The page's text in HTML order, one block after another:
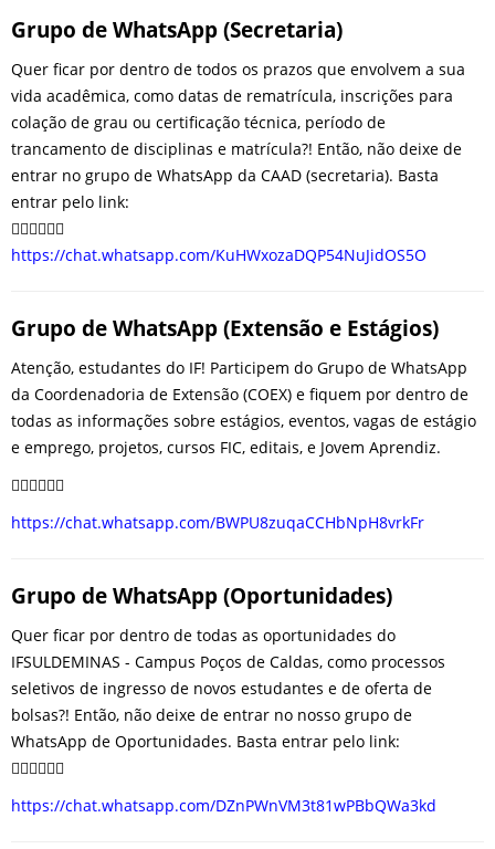
Grupo de WhatsApp (Secretaria)
Quer ficar por dentro de todos os prazos que envolvem a sua
vida acadêmica, como datas de rematrícula, inscrições para
colação de grau ou certificação técnica, período de
trancamento de disciplinas e matrícula?! Então, não deixe de
entrar no grupo de WhatsApp da CAAD (secretaria). Basta
entrar pelo link:
👇🏽👇🏽👇🏽
https://chat.whatsapp.com/KuHWxozaDQP54NuJidOS5O
Grupo de WhatsApp (Extensão e Estágios)
Atenção, estudantes do IF! Participem do Grupo de WhatsApp
da Coordenadoria de Extensão (COEX) e fiquem por dentro de
todas as informações sobre estágios, eventos, vagas de estágio
e emprego, projetos, cursos FIC, editais, e Jovem Aprendiz.
👇🏽👇🏽👇🏽
https://chat.whatsapp.com/BWPU8zuqaCCHbNpH8vrkFr
Grupo de WhatsApp (Oportunidades)
Quer ficar por dentro de todas as oportunidades do
IFSULDEMINAS - Campus Poços de Caldas, como processos
seletivos de ingresso de novos estudantes e de oferta de
bolsas?! Então, não deixe de entrar no nosso grupo de
WhatsApp de Oportunidades. Basta entrar pelo link:
👇🏽👇🏽👇🏽
https://chat.whatsapp.com/DZnPWnVM3t81wPBbQWa3kd